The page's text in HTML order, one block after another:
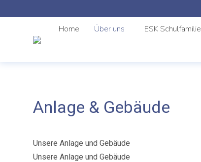
Home Über uns ESK Schulfamilie
Anlage & Gebäude
Unsere Anlage und Gebäude
Unsere Anlage und Gebäude